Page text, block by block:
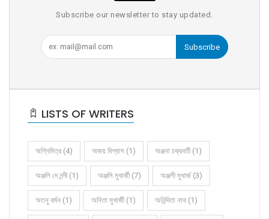
Subscribe our newsletter to stay updated.
Subscribe
LISTS OF WRITERS
অগ্নিমিত্র (4) অজয় বিশ্বাস (1) অঞ্জনা চক্রবর্তী (1)
অঞ্জলি দে নন্দী (1) অঞ্জলি মুখার্জী (7) অঞ্জলী মুখার্জ (3)
অতনু বর্মন (1) অনিতা মুখার্জী (1) অনিন্দিতা নাথ (1)